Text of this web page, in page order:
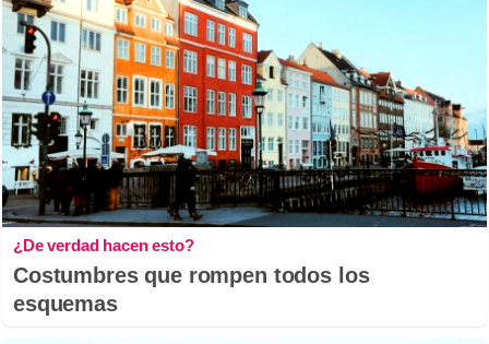
¿De verdad hacen esto?
Costumbres que rompen todos los
esquemas